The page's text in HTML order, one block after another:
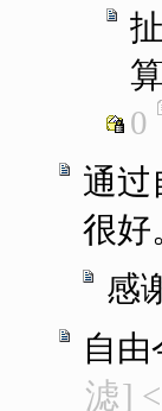
0
通过
很好
感
自
滤]